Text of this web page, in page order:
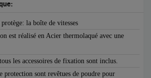
la boîte de vitesses
est réalisé en Acier thermolaqué avec une
les accessoires de fixation sont inclus.
protection sont revêtues de poudre pour